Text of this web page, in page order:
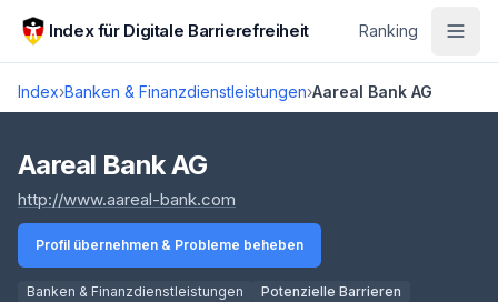
Zum Hauptinhalt springen
Index für Digitale Barrierefreiheit Ranking
Index›Banken & Finanzdienstleistungen›Aareal Bank AG
Score lädt
Aareal Bank AG
http://www.aareal-bank.com
Profil übernehmen & Probleme beheben
Banken & Finanzdienstleistungen
Potenzielle Barrieren